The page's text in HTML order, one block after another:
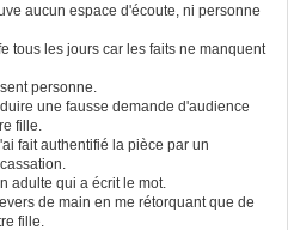
aucun espace d'écoute, ni personne
tous les jours car les faits ne manquent
personne.
une fausse demande d'audience
fille.
fait authentifié la pièce par un
adulte qui a écrit le mot.
de main en me rétorquant que de
fille.